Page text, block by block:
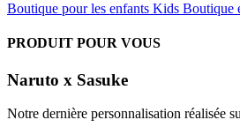
Boutique pour les enfants Kids Boutique
PRODUIT POUR VOUS
Naruto x Sasuke
Notre dernière personnalisation réalisée